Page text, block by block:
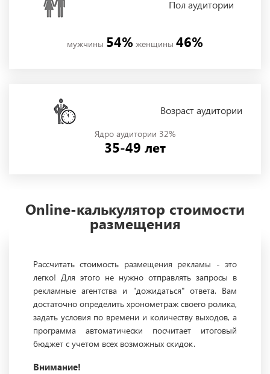
Полаудитории
мужчины 54% женщины 46%
Возраст аудитории
Ядро аудитории 32%
35-49 лет
Online-калькулятор стоимости
размещения
Рассчитать стоимость размещения рекламы - это
легко! Для этого не нужно отправлять запросы в
рекламные агентства и "дожидаться" ответа. Вам
достаточно определить хронометраж своего ролика,
задать условия по времени и количеству выходов, а
программа автоматически посчитает итоговый
бюджет с учетом всех возможных скидок.
Внимание!